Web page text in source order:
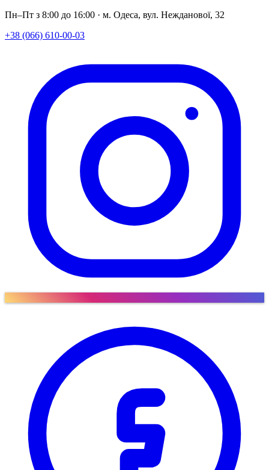
Пн–Пт з 8:00 до 16:00 · м. Одеса, вул. Нежданової, 32
+38 (066) 610-00-03